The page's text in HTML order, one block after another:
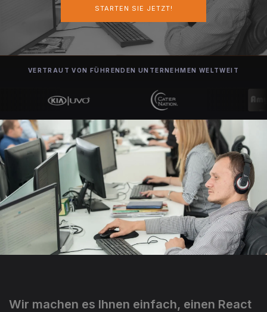
STARTEN SIE JETZT
STARTEN SIE JETZT!
VERTRAUT VON FÜHRENDEN UNTERNEHMEN WELTWEIT
Wir machen es Ihnen einfach, einen React